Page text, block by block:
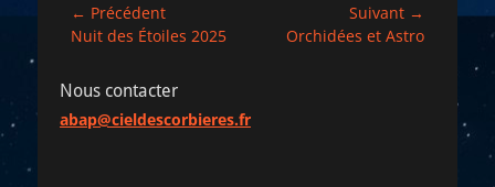
Navigation
de
← Précédent
Article
Nuit des Étoiles 2025
Suivant →
ArticleOrchidées et Astro
Nous contacter
abap@cieldescorbieres.fr